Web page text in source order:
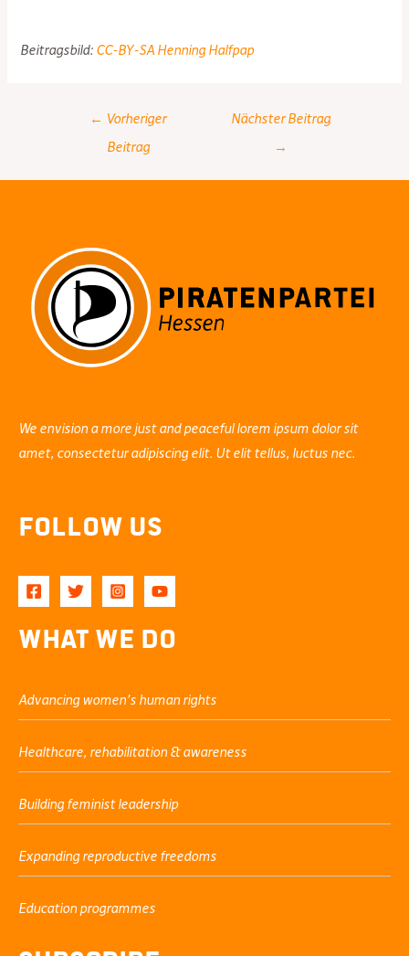
Beitragsbild: CC-BY-SA Henning Halfpap
navigation
← Vorheriger
Beitrag
Nächster Beitrag
→
We envision a more just and peaceful lorem ipsum dolor sit
amet, consectetur adipiscing elit. Ut elit tellus, luctus nec.
Follow Us
What We Do
Advancing women’s human rights
Healthcare, rehabilitation & awareness
Building feminist leadership
Expanding reproductive freedoms
Education programmes